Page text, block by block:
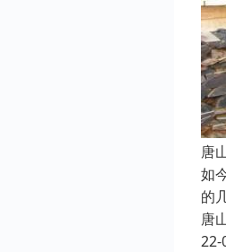
唐
如
的
唐
22-